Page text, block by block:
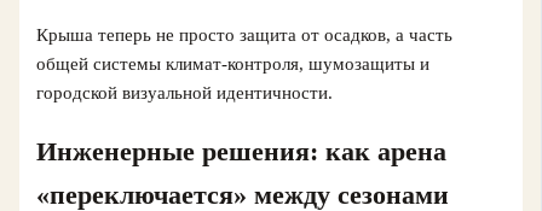
Крыша теперь не просто защита от осадков, а часть
общей системы климат‑контроля, шумозащиты и
городской визуальной идентичности.
Инженерные решения: как арена
«переключается» между сезонами